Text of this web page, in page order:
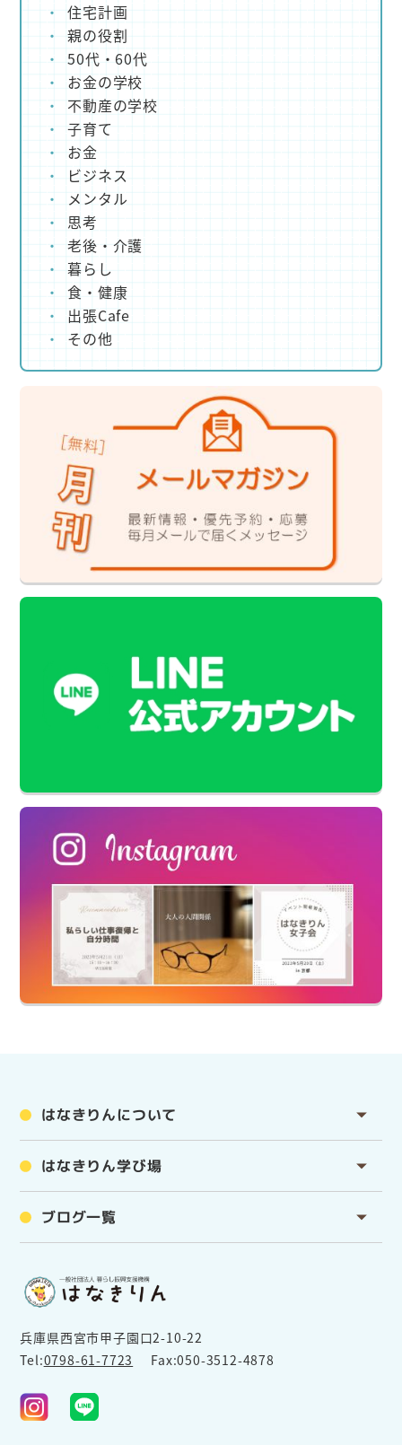
住宅計画
親の役割
50代・60代
お金の学校
不動産の学校
子育て
お金
ビジネス
メンタル
思考
老後・介護
暮らし
食・健康
出張Cafe
その他
はなきりんについて
はなきりん学び場
ブログ一覧
兵庫県西宮市甲子園口2-10-22
Tel:0798-61-7723 Fax:050-3512-4878